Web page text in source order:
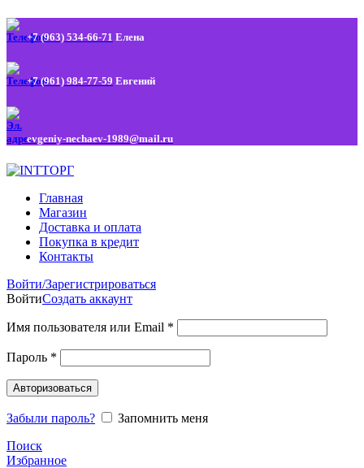
+7 (963) 534-66-71 Елена
+7 (961) 984-77-59 Евгений
evgeniy-nechaev-1989@mail.ru
Главная
Магазин
Доставка и оплата
Покупка в кредит
Контакты
Войти/Зарегистрироваться
ВойтиСоздать аккаунт
Имя пользователя или Email *
Пароль *
Авторизоваться
Забыли пароль?
Запомнить меня
Поиск
Избранное